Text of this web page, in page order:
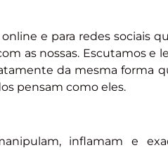
e para redes sociais
as nossas. Escutamos
da mesma forma
pensam como eles.
inflamam e